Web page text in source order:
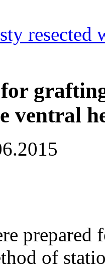
resected
ventral
prepared
of